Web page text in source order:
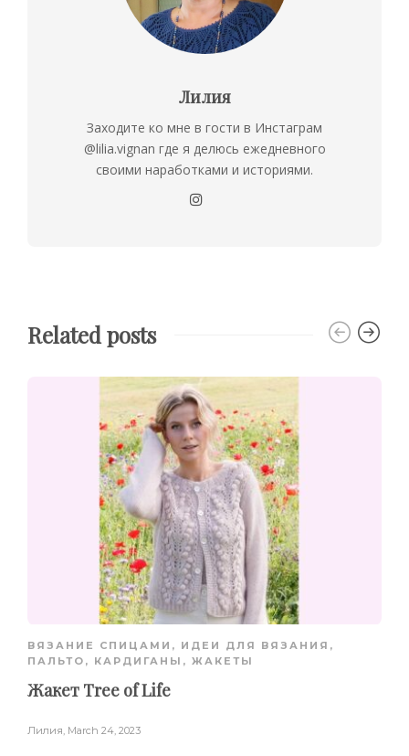
Лилия
Заходите ко мне в гости в Инстаграм
@lilia.vignan где я делюсь ежедневного
своими наработками и историями.
Related posts
ВЯЗАНИЕ СПИЦАМИ , ИДЕИ ДЛЯ ВЯЗАНИЯ ,
ПАЛЬТО, КАРДИГАНЫ, ЖАКЕТЫ
Жакет Tree of Life
Лилия, March 24, 2023